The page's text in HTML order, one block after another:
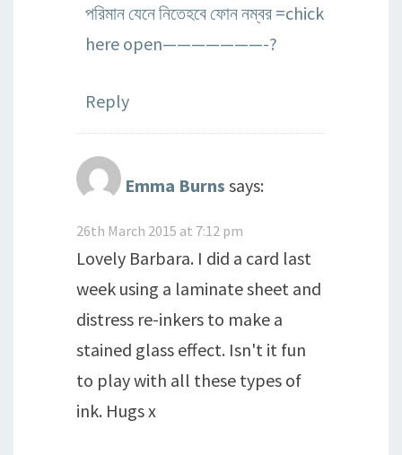
পরিমান যেনে নিতেহবে ফোন নম্বর =chick
here open———————-?
Reply
Emma Burns says:
26th March 2015 at 7:12 pm
Lovely Barbara. I did a card last
week using a laminate sheet and
distress re-inkers to make a
stained glass effect. Isn't it fun
to play with all these types of
ink. Hugs x